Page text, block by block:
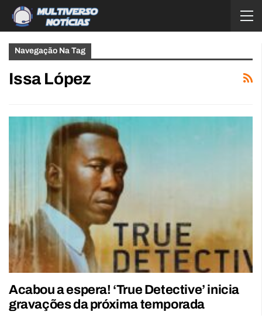
Navegação Na Tag
Issa López
Acabou a espera! ‘True Detective’ inicia
gravações da próxima temporada